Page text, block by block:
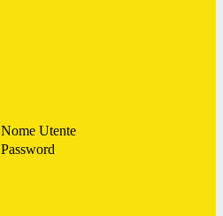
Nome Utente
Password